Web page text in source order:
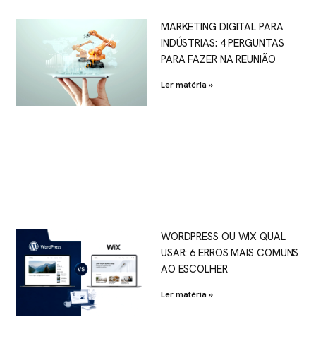
MARKETING DIGITAL PARA
INDÚSTRIAS: 4 PERGUNTAS
PARA FAZER NA REUNIÃO
Ler matéria »
WORDPRESS OU WIX QUAL
USAR: 6 ERROS MAIS COMUNS
AO ESCOLHER
Ler matéria »